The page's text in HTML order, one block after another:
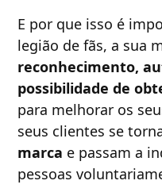
E por que isso é
legião de fãs, a sua
reconhecimento,
possibilidade de
para melhorar os
seus clientes se
marca e passam a
pessoas